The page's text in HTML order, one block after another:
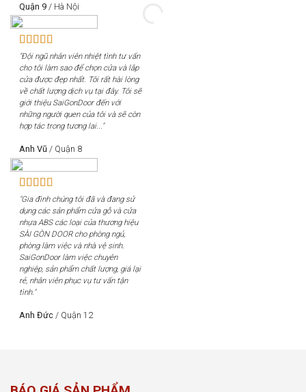
Quận 9 / Hà Nội
"Đội ngũ nhân viên nhiệt tình tư vấn
cho tôi làm sao để chọn cửa và lắp
cửa được đẹp nhất. Tôi rất hài lòng
về chất lượng dịch vụ tại đây. Tôi sẽ
giới thiệu SaiGonDoor đến với
những người quen của tôi và sẽ còn
hợp tác trong tương lai..."
Anh Vũ / Quận 8
"Gia đình chúng tôi đã và đang sử
dụng các sản phẩm cửa gỗ và cửa
nhựa ABS các loại của thương hiệu
SÀI GÒN DOOR cho phòng ngủ,
phòng làm việc và nhà vệ sinh.
SaiGonDoor làm việc chuyên
nghiệp, sản phẩm chất lượng, giá lại
rẻ, nhân viên phục vụ tư vấn tận
tình."
Anh Đức / Quận 12